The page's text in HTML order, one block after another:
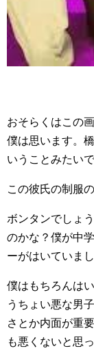
おそらくはこの
僕は思います。
いうことみたいで
この彼氏の制服
ボンタンでしょ
のかな？僕が中
ーがはいていまし
僕はもちろんは
うちょい悪な男
さとか内面が重
も悪くないと思